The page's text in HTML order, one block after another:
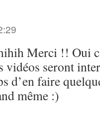
Merci !! Oui
vidéos seront
d’en faire
même :)